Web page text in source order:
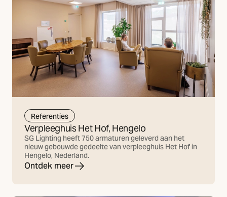
Referenties
Verpleeghuis Het Hof, Hengelo
SG Lighting heeft 750 armaturen geleverd aan het
nieuw gebouwde gedeelte van verpleeghuis Het Hof in
Hengelo, Nederland.
Ontdek meer